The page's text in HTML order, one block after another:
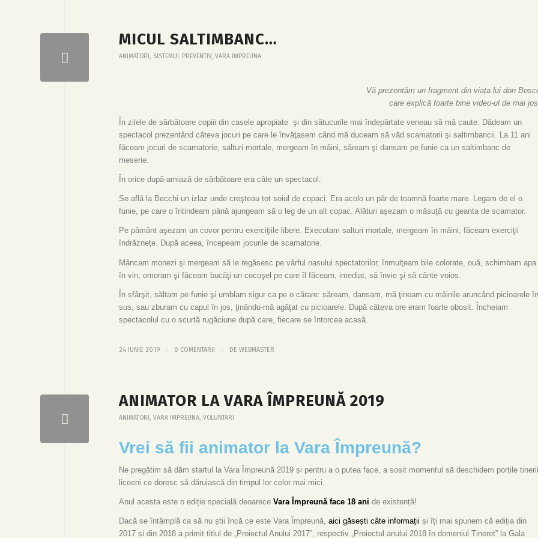
MICUL SALTIMBANC…
ANIMATORI , SISTEMUL PREVENTIV, VARA IMPREUNA
Vă prezentăm un fragment din viața lui don
care explică foarte bine video-ul de mai
În zilele de sărbătoare copiii din casele apropiate şi din sătucurile mai îndepărtate veneau să mă caute. Dădeam un
spectacol prezentând câteva jocuri pe care le învăţasem când mă duceam să văd scamatorii şi saltimbancii. La 11 ani
făceam jocuri de scamatorie, salturi mortale, mergeam în mâini, săream şi dansam pe funie ca un saltimbanc de
meserie.
În orice după-amiază de sărbătoare era câte un spectacol.
Se află la Becchi un izlaz unde creşteau tot soiul de copaci. Era acolo un păr de toamnă foarte mare. Legam de el o
funie, pe care o întindeam până ajungeam să o leg de un alt copac. Alături aşezam o măsuţă cu geanta de scamator.
Pe pământ aşezam un covor pentru exerciţiile libere. Executam salturi mortale, mergeam în mâini, făceam exerciţii
îndrăzneţe. După aceea, începeam jocurile de scamatorie.
Mâncam monezi şi mergeam să le regăsesc pe vârful nasului spectatorilor, înmulţeam bile colorate, ouă, schimbam apa
în vin, omoram şi făceam bucăţi un cocoşel pe care îl făceam, imediat, să învie şi să cânte voios.
În sfârşit, săltam pe funie şi umblam sigur ca pe o cărare: săream, dansam, mă ţineam cu mâinile aruncând picioarele în
sus, sau zburam cu capul în jos, ţinându-mă agăţat cu picioarele. După câteva ore eram foarte obosit. Încheiam
spectacolul cu o scurtă rugăciune după care, fiecare se întorcea acasă.
24 IUNIE 2019 / 0 COMENTARII / DE WEBMASTER
ANIMATOR LA VARA ÎMPREUNĂ 2019
ANIMATORI VARA IMPREUNA VOLUNTARI
Vrei să fii animator la Vara Împreună?
Ne pregătim să dăm startul la Vara Împreună 2019 și pentru a o putea face, a sosit momentul să deschidem porțile tinerii
liceeni ce doresc să dăruiască din timpul lor celor mai mici.
Anul acesta este o ediție specială deoarece Vara Împreună face 18 ani de existență!
Dacă se întâmplă ca să nu știi încă ce este Vara Împreună, aici găsești câte informații și îți mai spunem că ediția din
2017 și din 2018 a primit titlul de „Proiectul Anului 2017”, respectiv „Proiectul anului 2018 în domeniul Tineret” la Gala